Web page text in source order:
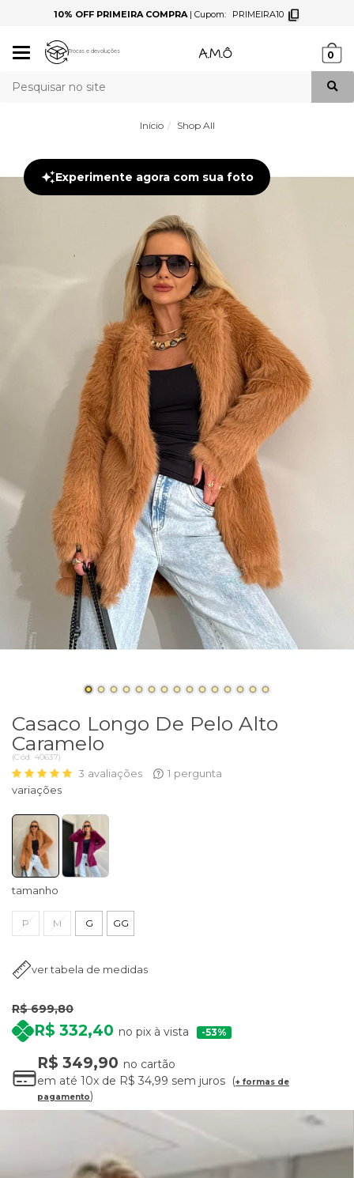
10% OFF PRIMEIRA COMPRA| Cupom: PRIMEIRA10
Mudar
Trocas e devoluções 0
Início Shop All
Experimente agora com sua foto
Casaco Longo De Pelo Alto
Caramelo
(Cód. 40637)
3 avaliações 1 pergunta
tamanho
P M G GG
ver tabela de medidas
R$ 699,80
R$ 332,40 no pix à vista 53%
R$ 349,90 no cartão
em até 10x de R$ 34,99 sem juros
+ formas de
pagamento